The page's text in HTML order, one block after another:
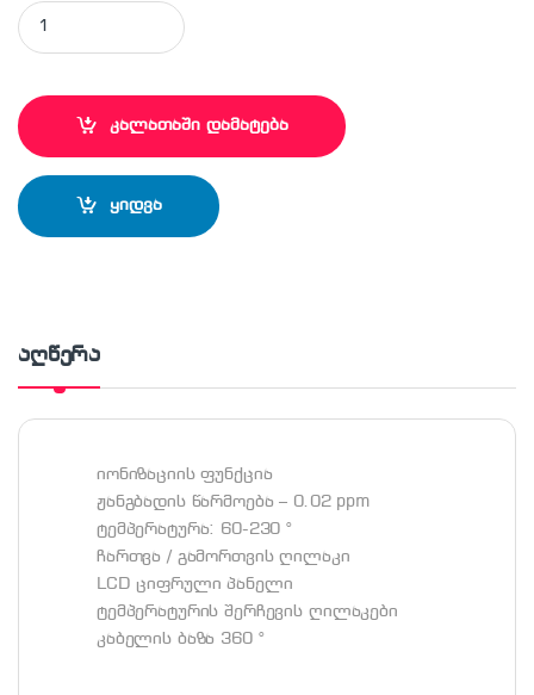
DIAMOND DM-9096 ელექტრო სავარცხელი quantity
კალათაში დამატება
ყიდვა
აღწერა
იონიზაციის ფუნქცია
ჟანგბადის წარმოება – 0.02 ppm
ტემპერატურა: 60-230 °
ჩართვა / გამორთვის ღილაკი
LCD ციფრული პანელი
ტემპერატურის შერჩევის ღილაკები
კაბელის ბაზა 360 °